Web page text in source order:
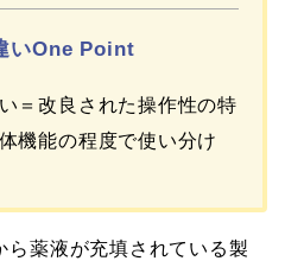
いOne Point
＝改良された操作性の特
機能の程度で使い分け
ら薬液が充填されている製